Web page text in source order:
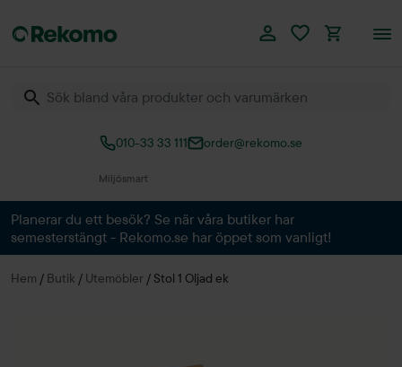
010-33 33 111 order@rekomo.se
Över 60.000 produkter
Planerar du ett besök? Se när våra butiker har
semesterstängt - Rekomo.se har öppet som vanligt!
Hem / Butik / Utemöbler / Stol 1 Oljad ek